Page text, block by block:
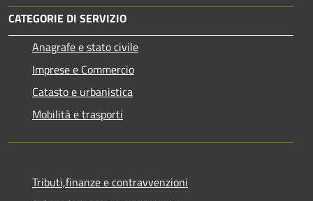
CATEGORIE DI SERVIZIO
Anagrafe e stato civile
Imprese e Commercio
Catasto e urbanistica
Mobilità e trasporti
Tributi,finanze e contravvenzioni